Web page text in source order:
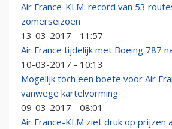
Air France-KLM: record van 53
zomerseizoen
13-03-2017 - 11:57
Air France tijdelijk met Boeing 787
10-03-2017 - 10:13
Mogelijk toch een boete voor Air
vanwege kartelvorming
09-03-2017 - 08:01
Air France-KLM ziet druk op prijzen